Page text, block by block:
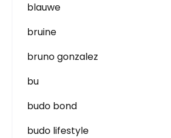
blauwe
bruine
bruno gonzalez
bu
budo bond
budo lifestyle